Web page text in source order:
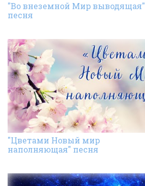
"Во внеземной Мир выводящая"
песня
"Цветами Новый мир
наполняющая" песня